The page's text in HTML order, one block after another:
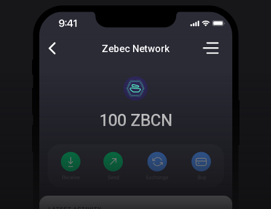
Zebec Network
100 ZBCN